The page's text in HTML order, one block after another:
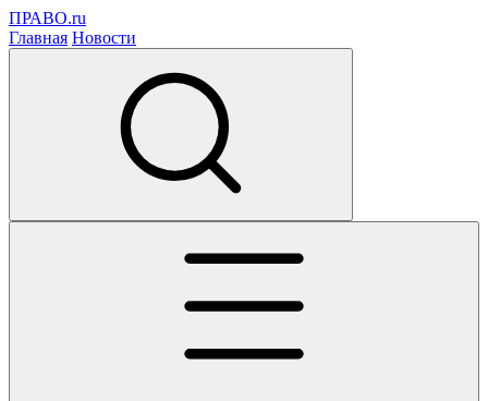
ПРАВО.ru
Главная Новости